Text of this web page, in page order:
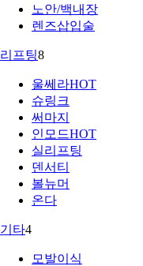
노안/백내장
렌즈삽입술
리프팅8
울쎄라HOT
슈링크
써마지
인모드HOT
실리프팅
덴서티
볼뉴머
온다
기타4
모발이식